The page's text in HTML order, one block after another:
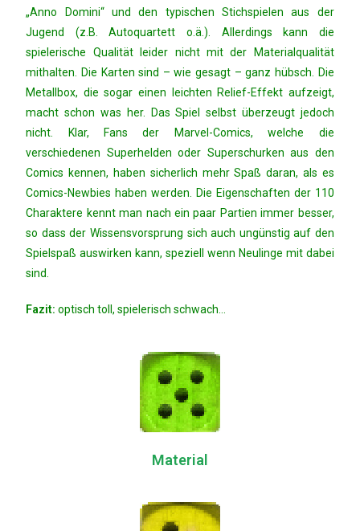
„Anno Domini“ und den typischen Stichspielen aus der
Jugend (z.B. Autoquartett o.ä.). Allerdings kann die
spielerische Qualität leider nicht mit der Materialqualität
mithalten. Die Karten sind – wie gesagt – ganz hübsch. Die
Metallbox, die sogar einen leichten Relief-Effekt aufzeigt,
macht schon was her. Das Spiel selbst überzeugt jedoch
nicht. Klar, Fans der Marvel-Comics, welche die
verschiedenen Superhelden oder Superschurken aus den
Comics kennen, haben sicherlich mehr Spaß daran, als es
Comics-Newbies haben werden. Die Eigenschaften der 110
Charaktere kennt man nach ein paar Partien immer besser,
so dass der Wissensvorsprung sich auch ungünstig auf den
Spielspaß auswirken kann, speziell wenn Neulinge mit dabei
sind.
Fazit:optisch toll, spielerisch schwach…
Material